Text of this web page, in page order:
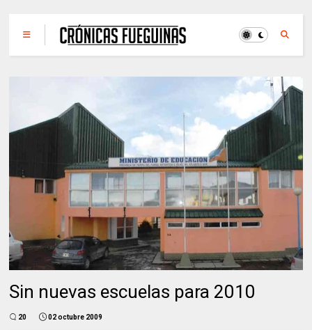
Sin nuevas escuelas para 2010
20 02 octubre 2009